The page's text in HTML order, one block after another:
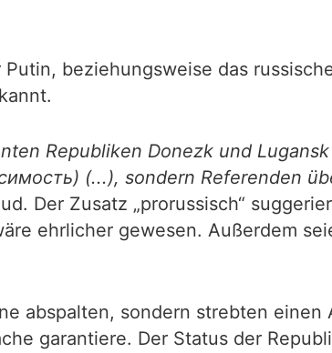
beziehungsweise das
Republiken Donezk und
(...), sondern Referenden
Der Zusatz „prorussisch“
ehrlicher gewesen. Außerdem
abspalten, sondern strebten
garantiere. Der Status der